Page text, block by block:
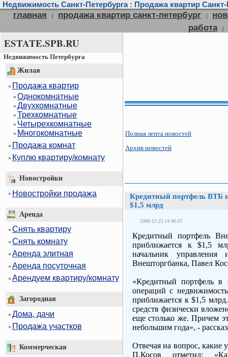
Недвижимость Санкт-Петербурга : Продажа квартир
главная | продажа квартир санкт-петербург |
работа
|
ESTATE.SPB.RU
Недвижимость Петербурга
Жилая
Продажа квартир
Однокомнатные
Двухкомнатные
Трехкомнатные
Четырехкомнатные
Многокомнатные
Продажа комнат
Куплю квартиру/комнату
Новостройки
Новостройки продажа
Аренда
Снять квартиру
Снять комнату
Аренда элитная
Аренда посуточная
Арендуем квартиру/комнату
Загородная
Дома, дачи
Продажа участков
Коммерческая
Полная лента новостей
Архив новостей
Кредитный портфель ВТБ
$1,5 млрд
2006-12-25 14:46:07
Кредитный портфель
приближается к $1,5
начальник
Внешторгбанка, Павел
«Кредитный портфель в
операций с
приближается к $1,5
средств физически
еще столько же. Причем
небольшим года», -
Отвечая на вопрос, какие
П.Косов отметил: